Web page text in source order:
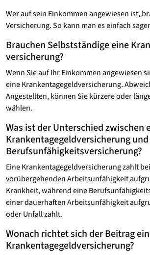
Wer auf sein Einkommen angewiesen ist,
Versicherung. So kann man es einfach
Brauchen Selbstständige eine
versicherung?
Wenn Sie auf Ihr Einkommen angewiesen
eine Krankentagegeld­versicherung.
Angestellten, können Sie kürzere oder
wählen.
Was ist der Unterschied zwischen
Krankentagegeld­versicherung
Berufsunfähigkeits­versicherung?
Eine Krankentagegeld­versicherung zahlt
vorübergehenden Arbeitsunfähigkeit
Krankheit, während eine
einer dauerhaften Arbeitsunfähigkeit
oder Unfall zahlt.
Wonach richtet sich der Beitrag
Krankentagegeld­versicherung?